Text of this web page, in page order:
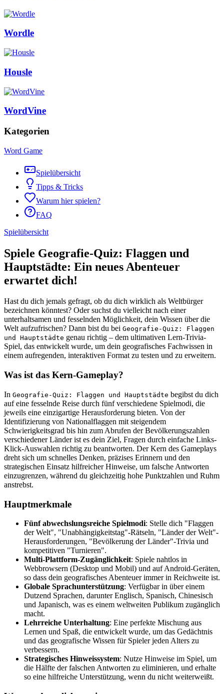
Wordle
Housle
WordVine
Kategorien
Word Game
Spielübersicht
Tipps & Tricks
Warum hier spielen?
FAQ
Spielübersicht
Spiele Geografie-Quiz: Flaggen und
Hauptstädte: Ein neues Abenteuer
erwartet dich!
Hast du dich jemals gefragt, ob du dich wirklich als Weltbürger
bezeichnen könntest? Oder suchst du vielleicht nach einer
unterhaltsamen und fesselnden Möglichkeit, dein Wissen über die
Welt aufzufrischen? Dann bist du bei Geografie-Quiz: Flaggen
und Hauptstädte genau richtig – dem ultimativen Lern-Trivia-
Spiel, das entwickelt wurde, um dein geografisches Fachwissen in
einem aufregenden, interaktiven Format zu testen und zu erweitern.
Was ist das Kern-Gameplay?
In Geografie-Quiz: Flaggen und Hauptstädte begibst du dich
auf eine fesselnde Reise durch fünf verschiedene Spielmodi, die
jeweils eine einzigartige Herausforderung bieten. Von der
Identifizierung von Nationalflaggen mit steigendem
Schwierigkeitsgrad bis hin zum Abrufen der Bevölkerungszahlen
verschiedener Länder ist es dein Ziel, Fragen durch einfache Links-
Klick-Auswahlen richtig zu beantworten. Der Kern des Gameplays
dreht sich um schnelles Denken, präzises Erinnern und den
strategischen Einsatz hilfreicher Hinweise, um falsche Antworten
einzugrenzen, während du gleichzeitig hohe Punktzahlen und Ruhm
anstrebst.
Hauptmerkmale
Fünf abwechslungsreiche Spielmodi: Stelle dich "Flaggen
der Welt", "Unabhängigkeitstag"-Rätseln, "Länder der Welt"-
Herausforderungen, "Bevölkerung der Länder"-Trivia und
kompetitiven "Turnieren".
Multi-Plattform-Zugänglichkeit: Spiele nahtlos in
Webbrowsern (Desktop und Mobil) und auf Android-Geräten,
so dass dein geografisches Abenteuer immer in Reichweite ist.
Globale Sprachunterstützung: Verfügbar in über einem
Dutzend Sprachen, darunter Englisch, Spanisch, Chinesisch
und Japanisch, was es einem weltweiten Publikum zugänglich
macht.
Lehrreiche Unterhaltung: Eine perfekte Mischung aus
Lernen und Spaß, die entwickelt wurde, um das Gedächtnis
und das geografische Wissen für Spieler jeden Alters zu
verbessern.
Strategisches Hinweissystem: Nutze Hinweise im Spiel, um
die Hälfte der falschen Antworten zu eliminieren, und erhalte
so eine hilfreiche Unterstützung, wenn du nicht weiterweißt.